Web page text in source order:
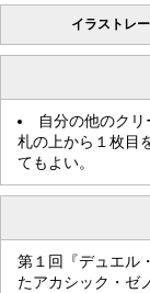
イラストレ
自分の他のク
札の上から１枚目
てもよい。
第１回『デュエル
たアカシック・ゼ